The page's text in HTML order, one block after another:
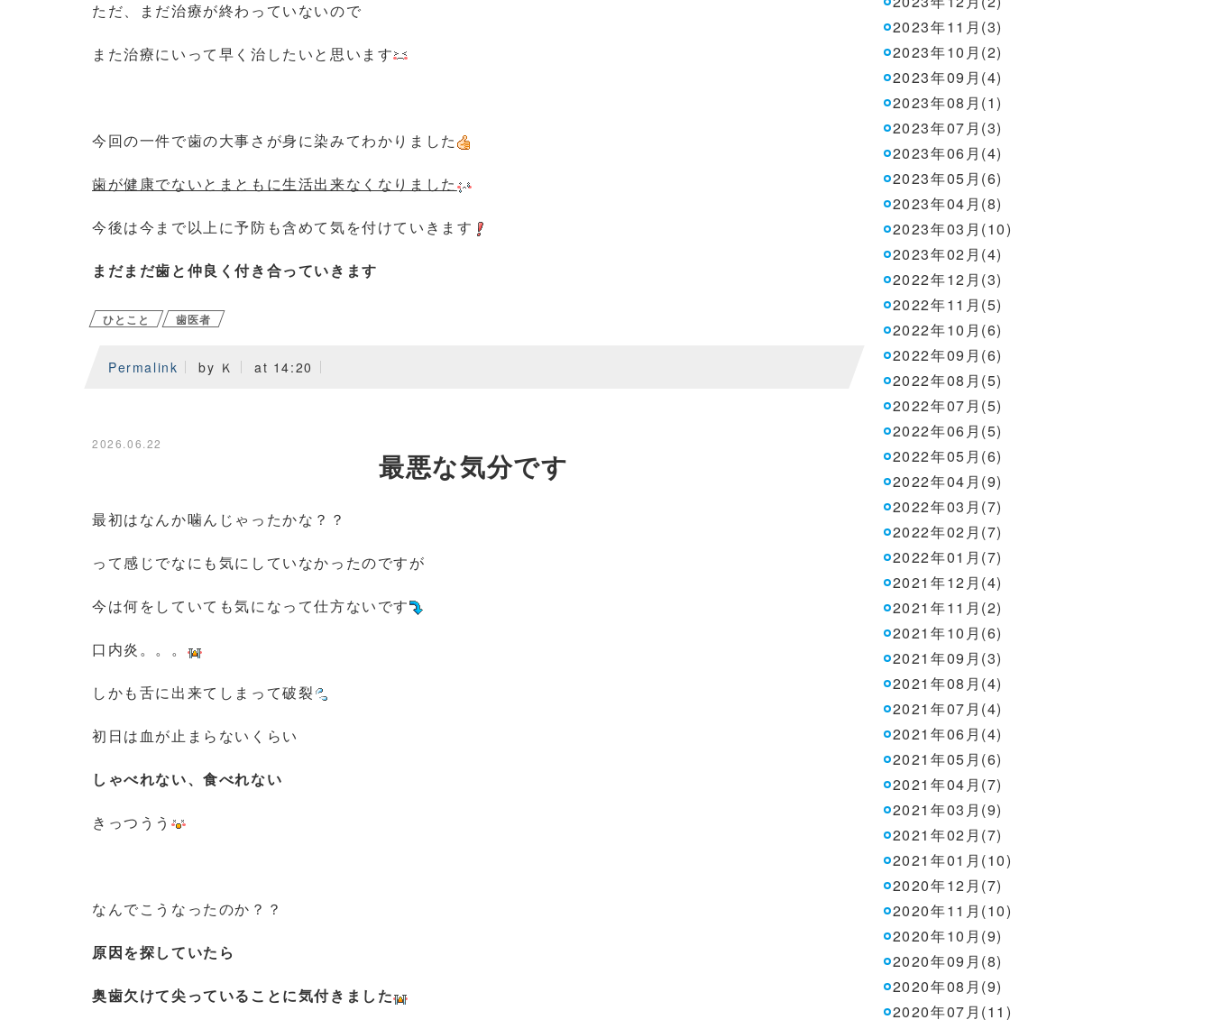
ただ、まだ治療が終わっていないので
また治療にいって早く治したいと思います
今回の一件で歯の大事さが身に染みてわかりました
歯が健康でないとまともに生活出来なくなりました
今後は今まで以上に予防も含めて気を付けていきます
まだまだ歯と仲良く付き合っていきます
ひとこと 歯医者
Permalink by Ｋ at 14:20
2026.06.22
最悪な気分です
最初はなんか噛んじゃったかな？？
って感じでなにも気にしていなかったのですが
今は何をしていても気になって仕方ないです
口内炎。。。
しかも舌に出来てしまって破裂
初日は血が止まらないくらい
しゃべれない、食べれない
きっつうう
なんでこうなったのか？？
原因を探していたら
奥歯欠けて尖っていることに気付きました
2023年11月(3)
2023年10月(2)
2023年09月(4)
2023年08月(1)
2023年07月(3)
2023年06月(4)
2023年05月(6)
2023年04月(8)
2023年03月(10)
2023年02月(4)
2022年12月(3)
2022年11月(5)
2022年10月(6)
2022年09月(6)
2022年08月(5)
2022年07月(5)
2022年06月(5)
2022年05月(6)
2022年04月(9)
2022年03月(7)
2022年02月(7)
2022年01月(7)
2021年12月(4)
2021年11月(2)
2021年10月(6)
2021年09月(3)
2021年08月(4)
2021年07月(4)
2021年06月(4)
2021年05月(6)
2021年04月(7)
2021年03月(9)
2021年02月(7)
2021年01月(10)
2020年12月(7)
2020年11月(10)
2020年10月(9)
2020年09月(8)
2020年08月(9)
2020年07月(11)